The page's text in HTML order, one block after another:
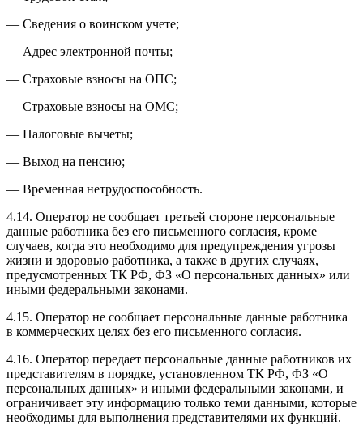
— Сведения о воинском учете;
— Адрес электронной почты;
— Страховые взносы на ОПС;
— Страховые взносы на ОМС;
— Налоговые вычеты;
— Выход на пенсию;
— Временная нетрудоспособность.
4.14. Оператор не сообщает третьей стороне персональные
данные работника без его письменного согласия, кроме
случаев, когда это необходимо для предупреждения угрозы
жизни и здоровью работника, а также в других случаях,
предусмотренных ТК РФ, ФЗ «О персональных данных» или
иными федеральными законами.
4.15. Оператор не сообщает персональные данные работника
в коммерческих целях без его письменного согласия.
4.16. Оператор передает персональные данные работников их
представителям в порядке, установленном ТК РФ, ФЗ «О
персональных данных» и иными федеральными законами, и
ограничивает эту информацию только теми данными, которые
необходимы для выполнения представителями их функций.